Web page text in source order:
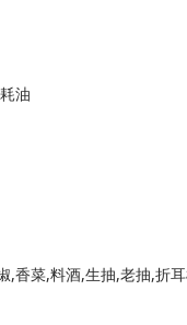
油
,香菜,料酒,生抽,老抽,折